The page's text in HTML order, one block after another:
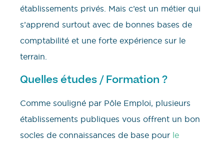
établissements privés. Mais c’est un métier qui
s’apprend surtout avec de bonnes bases de
comptabilité et une forte expérience sur le
terrain.
Quelles études / Formation ?
Comme souligné par Pôle Emploi, plusieurs
établissements publiques vous offrent un bon
socles de connaissances de base pour le